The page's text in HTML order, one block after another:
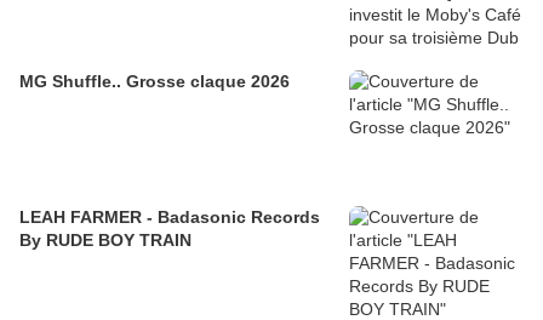
MG Shuffle.. Grosse claque 2026
LEAH FARMER - Badasonic Records
By RUDE BOY TRAIN